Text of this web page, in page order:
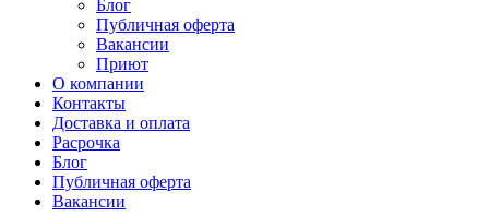
Блог
Публичная оферта
Вакансии
Приют
О компании
Контакты
Доставка и оплата
Расрочка
Блог
Публичная оферта
Вакансии